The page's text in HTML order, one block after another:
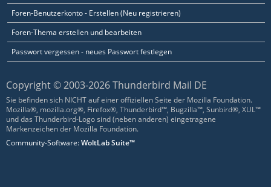
Foren-Benutzerkonto - Erstellen (Neu registrieren)
Foren-Thema erstellen und bearbeiten
Passwort vergessen - neues Passwort festlegen
Copyright © 2003-2026 Thunderbird Mail DE
Sie befinden sich NICHT auf einer offiziellen Seite der Mozilla Foundation.
Mozilla®, mozilla.org®, Firefox®, Thunderbird™, Bugzilla™, Sunbird®, XUL™
und das Thunderbird-Logo sind (neben anderen) eingetragene
Markenzeichen der Mozilla Foundation.
Community-Software:WoltLab Suite™